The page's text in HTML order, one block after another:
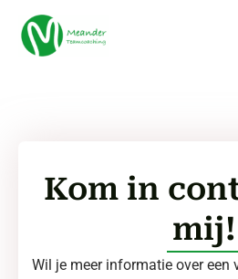
naar
Kom in
mij!
Wil je meer informatie over een